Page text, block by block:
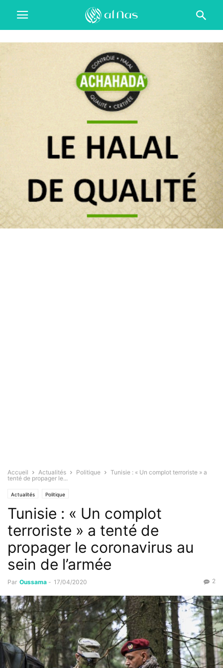
Accueil Actualités Politique
Tunisie : « Un complot terroriste » a
tenté de propager le...
Actualités Politique
Tunisie : « Un complot
terroriste » a tenté de
propager le coronavirus au
sein de l’armée
Par Oussama - 17/04/2020 2